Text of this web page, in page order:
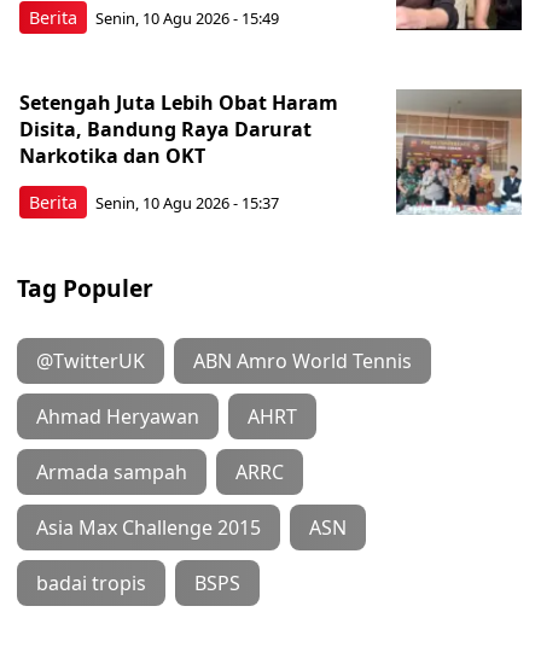
Berita Senin, 10 Agu 2026 - 15:49
Berita
Setengah Juta Lebih Obat Haram
Disita, Bandung Raya Darurat
Narkotika dan OKT
Senin, 10 Agu 2026 - 15:37
Tag Populer
@TwitterUK ABN Amro World Tennis
Ahmad Heryawan AHRT
Armada sampah ARRC
Asia Max Challenge 2015 ASN
badai tropis BSPS